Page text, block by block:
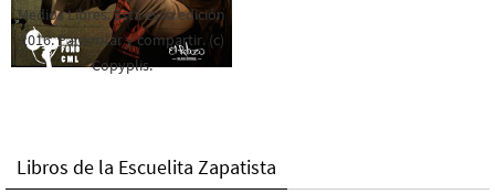
Medios Libres. Esta es la edición
2016. Para rolar y compartir. (c)
Copyplis.
Libros de la Escuelita Zapatista